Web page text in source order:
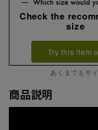
Check the
size
Try this item
あくまでもサ
商品説明